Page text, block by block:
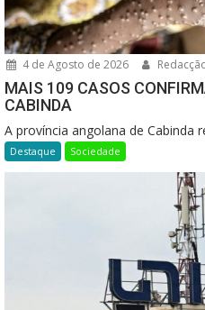
4 de Agosto de 2026
MAIS 109 CASOS
CABINDA
A província angolana de Cabinda
Destaque Sociedade